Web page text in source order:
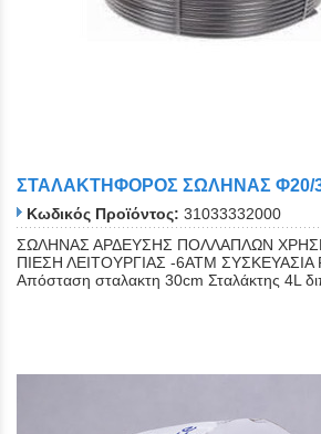
ΣΤΑΛΑΚΤΗΦΟΡΟΣ ΣΩΛΗΝΑΣ Φ20/
Κωδικός Προϊόντος: 31033332000
ΣΩΛΗΝΑΣ ΑΡΔΕΥΣΗΣ ΠΟΛΛΑΠΛΩΝ
ΠΙΕΣΗ ΛΕΙΤΟΥΡΓΙΑΣ -6ΑΤΜ
Απόσταση σταλακτη 30cm Σταλάκτης 4L